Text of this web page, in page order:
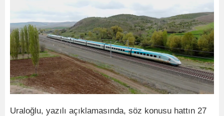
Uraloğlu, yazılı açıklamasında, söz konusu hattın 27